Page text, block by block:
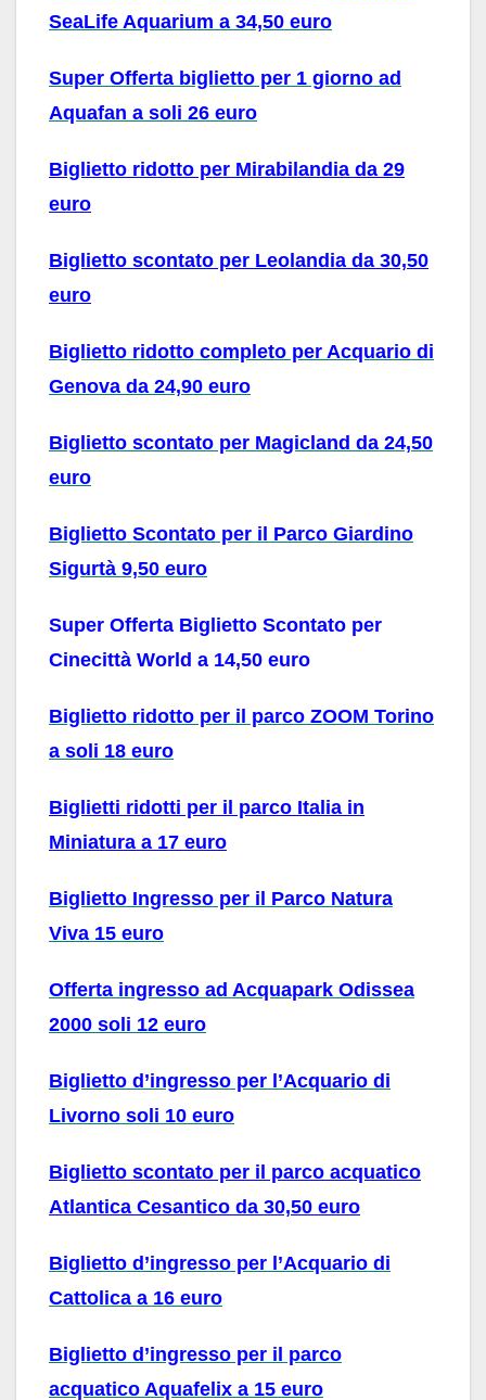
SeaLife Aquarium a 34,50 euro
Super Offerta biglietto per 1 giorno ad
Aquafan a soli 26 euro
Biglietto ridotto per Mirabilandia da 29
euro
Biglietto scontato per Leolandia da 30,50
euro
Biglietto ridotto completo per Acquario di
Genova da 24,90 euro
Biglietto scontato per Magicland da 24,50
euro
Biglietto Scontato per il Parco Giardino
Sigurtà 9,50 euro
Super Offerta Biglietto Scontato per
Cinecittà World a 14,50 euro
Biglietto ridotto per il parco ZOOM Torino
a soli 18 euro
Biglietti ridotti per il parco Italia in
Miniatura a 17 euro
Biglietto Ingresso per il Parco Natura
Viva 15 euro
Offerta ingresso ad Acquapark Odissea
2000 soli 12 euro
Biglietto d’ingresso per l’Acquario di
Livorno soli 10 euro
Biglietto scontato per il parco acquatico
Atlantica Cesantico da 30,50 euro
Biglietto d’ingresso per l’Acquario di
Cattolica a 16 euro
Biglietto d’ingresso per il parco
acquatico Aquafelix a 15 euro